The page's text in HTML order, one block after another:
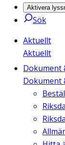
Aktivera
Sök
Aktuellt
Aktuellt
Dokument
Dokument